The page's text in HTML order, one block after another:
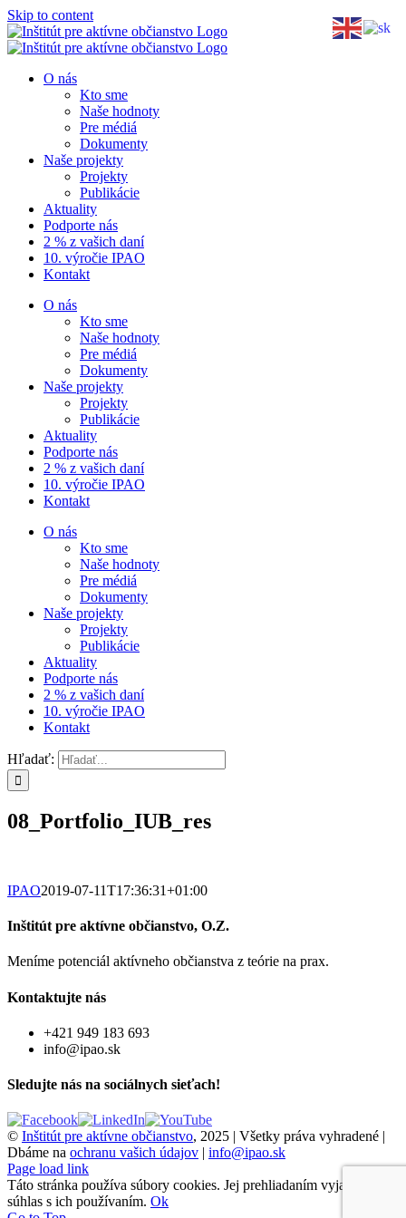
Skip to content
O nás
Kto sme
Naše hodnoty
Pre médiá
Dokumenty
Naše projekty
Projekty
Publikácie
Aktuality
Podporte nás
2 % z vašich daní
10. výročie IPAO
Kontakt
O nás
Kto sme
Naše hodnoty
Pre médiá
Dokumenty
Naše projekty
Projekty
Publikácie
Aktuality
Podporte nás
2 % z vašich daní
10. výročie IPAO
Kontakt
O nás
Kto sme
Naše hodnoty
Pre médiá
Dokumenty
Naše projekty
Projekty
Publikácie
Aktuality
Podporte nás
2 % z vašich daní
10. výročie IPAO
Kontakt
Hľadať:
08_Portfolio_IUB_res
IPAO2019-07-11T17:36:31+01:00
Inštitút pre aktívne občianstvo, O.Z.
Meníme potenciál aktívneho občianstva z teórie na prax.
Kontaktujte nás
+421 949 183 693
info@ipao.sk
Sledujte nás na sociálnych sieťach!
© Inštitút pre aktívne občianstvo, 2025 | Všetky práva vyhradené |
Dbáme na ochranu vašich údajov | info@ipao.sk
Page load link
Táto stránka používa súbory cookies. Jej prehliadaním vyjadrujete
súhlas s ich používaním. Ok